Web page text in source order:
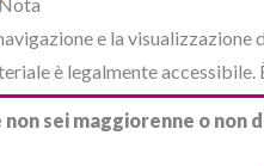
e la
è legalmente
non sei maggiorenne o
Lisa all’improvviso,
annusare il suo profumo.
rauco. La osservò uscire
lasciarsi andare.